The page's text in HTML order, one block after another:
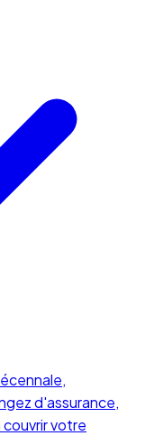
d'assurance,
couvrir votre